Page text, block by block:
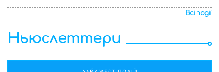
Всі події
Ньюслеттери